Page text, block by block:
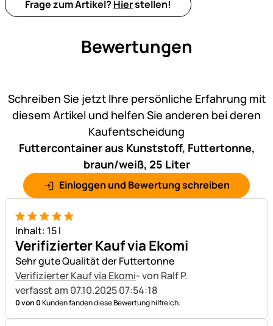
Frage zum Artikel? Hierstellen!
Bewertungen
Schreiben Sie jetzt Ihre persönliche Erfahrung mit
diesem Artikel und helfen Sie anderen bei deren
Kaufentscheidung
Futtercontainer aus Kunststoff, Futtertonne,
braun/weiß, 25 Liter
Einloggen und Bewertung schreiben
5 von 5
Inhalt: 15 l
Verifizierter Kauf via Ekomi
Sehr gute Qualität der Futtertonne
Verifizierter Kauf via Ekomi- von Ralf P.
verfasst am 07.10.2025 07:54:18
0 von 0Kunden fanden diese Bewertung hilfreich.